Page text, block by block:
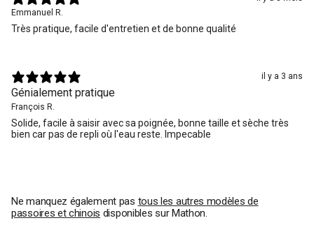
Emmanuel R.
Très pratique, facile d'entretien et de bonne qualité
il y a 3 ans
Génialement pratique
François R.
Solide, facile à saisir avec sa poignée, bonne taille et sèche très
bien car pas de repli où l'eau reste. Impecable
Ne manquez également pas tous les autres modèles de
passoires et chinois disponibles sur Mathon.